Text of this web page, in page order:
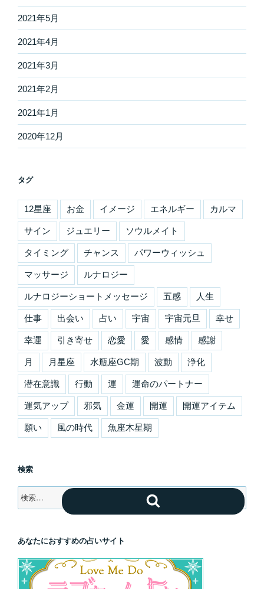
2021年5月
2021年4月
2021年3月
2021年2月
2021年1月
2020年12月
タグ
12星座 お金 イメージ エネルギー カルマ
サイン ジュエリー ソウルメイト
タイミング チャンス パワーウィッシュ
マッサージ ルナロジー
ルナロジーショートメッセージ 五感 人生
仕事 出会い 占い 宇宙 宇宙元旦 幸せ
幸運 引き寄せ 恋愛 愛 感情 感謝
月 月星座 水瓶座GC期 波動 浄化
潜在意識 行動 運 運命のパートナー
運気アップ 邪気 金運 開運 開運アイテム
願い 風の時代 魚座木星期
検索
検
索:
索
あなたにおすすめの占いサイト